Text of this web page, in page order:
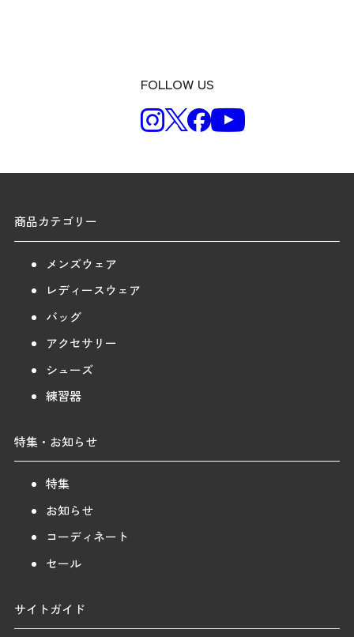
FOLLOW US
商品カテゴリー
メンズウェア
レディースウェア
バッグ
アクセサリー
シューズ
練習器
特集・お知らせ
特集
お知らせ
コーディネート
セール
サイトガイド